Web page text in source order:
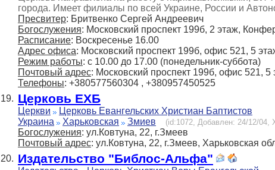
города. Имеет филиалы по всей Украине, России и
Пресвитер: Бритвенко Сергей Андреевич
Богослужения: Московский проспект 199б, 2 этаж,
Расписание: Воскресенье 16.00
Адрес офиса: Московский проспект 199б, офис 521, 5
Режим работы: с 10.00 до 17.00 (понедельник-суббота)
Почтовый адрес: Московский проспект 199б, офис 521,
Телефоны: +380577560304 , +380957450525
19. Церковь ЕХБ
Церкви
Церковь Евангельских Христиан Баптистов
Украина
Харьковская Змиев (id:1072, Добавлен: 24/12/04,
Богослужения: ул.Ковтуна, 22, г.Змеев
Почтовый адрес: ул.Ковтуна, 22, г.Змеев, Харьковская
20. Издательство "Библос-Альфа"